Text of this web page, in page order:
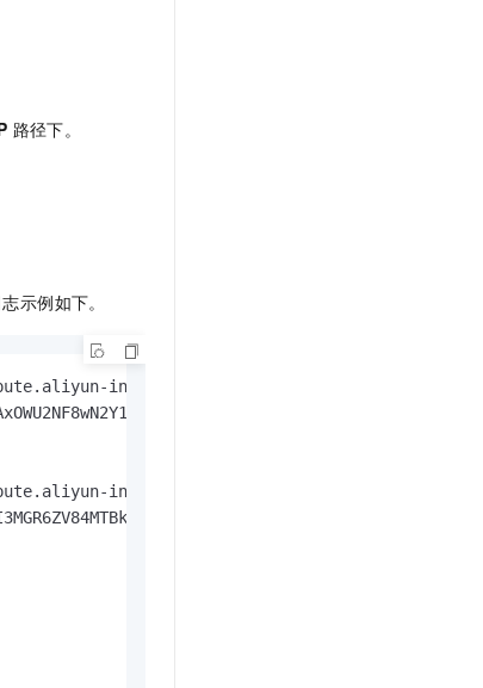
路径下。
示例如下。